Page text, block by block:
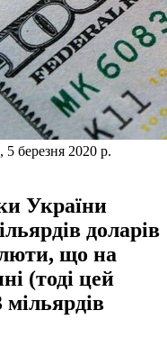
березня 2020 р.
України
доларів
що на
(тоді цей